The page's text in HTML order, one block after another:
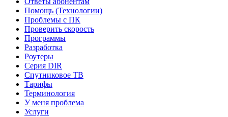
Помощь (Технологии)
Проблемы с ПК
Проверить скорость
Программы
Разработка
Роутеры
Серия DIR
Спутниковое ТВ
Тарифы
Терминология
У меня проблема
Услуги